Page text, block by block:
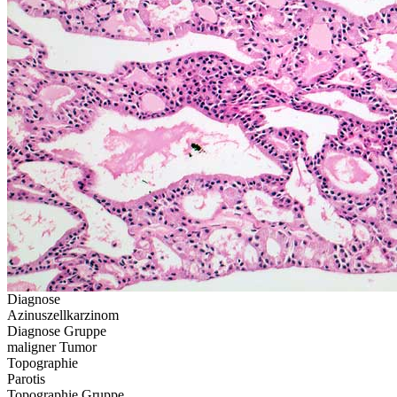
Diagnose
Azinuszellkarzinom
Diagnose Gruppe
maligner Tumor
Topographie
Parotis